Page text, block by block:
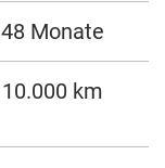
48 Monate
10.000 km